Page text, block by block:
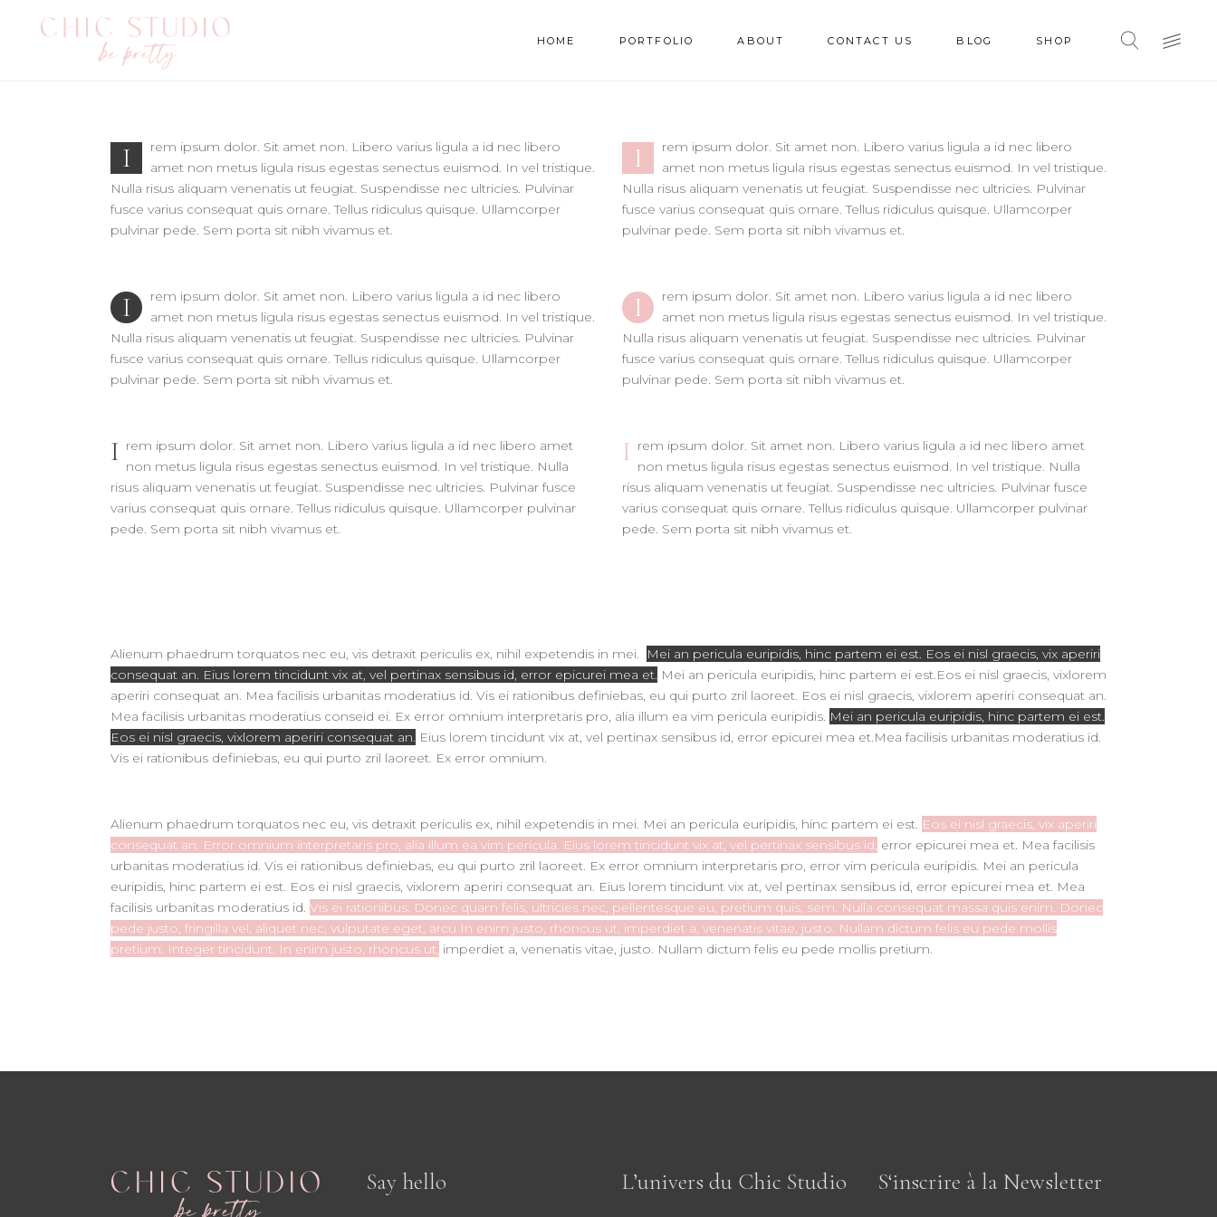
HOME PORTFOLIO ABOUT CONTACT US BLOG SHOP
I
rem ipsum dolor. Sit amet non. Libero varius ligula a id nec libero
amet non metus ligula risus egestas senectus euismod. In vel tristique.
Nulla risus aliquam venenatis ut feugiat. Suspendisse nec ultricies. Pulvinar
fusce varius consequat quis ornare. Tellus ridiculus quisque. Ullamcorper
pulvinar pede. Sem porta sit nibh vivamus et.
I
rem ipsum dolor. Sit amet non. Libero varius ligula a id nec libero
amet non metus ligula risus egestas senectus euismod. In vel tristique.
Nulla risus aliquam venenatis ut feugiat. Suspendisse nec ultricies. Pulvinar
fusce varius consequat quis ornare. Tellus ridiculus quisque. Ullamcorper
pulvinar pede. Sem porta sit nibh vivamus et.
I
rem ipsum dolor. Sit amet non. Libero varius ligula a id nec libero
amet non metus ligula risus egestas senectus euismod. In vel tristique.
Nulla risus aliquam venenatis ut feugiat. Suspendisse nec ultricies. Pulvinar
fusce varius consequat quis ornare. Tellus ridiculus quisque. Ullamcorper
pulvinar pede. Sem porta sit nibh vivamus et.
I
rem ipsum dolor. Sit amet non. Libero varius ligula a id nec libero
amet non metus ligula risus egestas senectus euismod. In vel tristique.
Nulla risus aliquam venenatis ut feugiat. Suspendisse nec ultricies. Pulvinar
fusce varius consequat quis ornare. Tellus ridiculus quisque. Ullamcorper
pulvinar pede. Sem porta sit nibh vivamus et.
I rem ipsum dolor. Sit amet non. Libero varius ligula a id nec libero amet
non metus ligula risus egestas senectus euismod. In vel tristique. Nulla
risus aliquam venenatis ut feugiat. Suspendisse nec ultricies. Pulvinar fusce
varius consequat quis ornare. Tellus ridiculus quisque. Ullamcorper pulvinar
pede. Sem porta sit nibh vivamus et.
I
rem ipsum dolor. Sit amet non. Libero varius ligula a id nec libero amet
non metus ligula risus egestas senectus euismod. In vel tristique. Nulla
risus aliquam venenatis ut feugiat. Suspendisse nec ultricies. Pulvinar fusce
varius consequat quis ornare. Tellus ridiculus quisque. Ullamcorper pulvinar
pede. Sem porta sit nibh vivamus et.
Alienum phaedrum torquatos nec eu, vis detraxit periculis ex, nihil expetendis in mei.
Mei an pericula euripidis, hinc partem ei est. Eos ei nisl graecis, vix aperiri
consequat an. Eius lorem tincidunt vix at, vel pertinax sensibus id, error epicurei mea et. Mei an pericula euripidis, hinc partem ei est.Eos ei nisl graecis, vixlorem
aperiri consequat an. Mea facilisis urbanitas moderatius id. Vis ei rationibus definiebas, eu qui purto zril laoreet. Eos ei nisl graecis, vixlorem aperiri consequat an.
Mea facilisis urbanitas moderatius conseid ei. Ex error omnium interpretaris pro, alia illum ea vim pericula euripidis. Mei an pericula euripidis, hinc partem ei est.
Eos ei nisl graecis, vixlorem aperiri consequat an. Eius lorem tincidunt vix at, vel pertinax sensibus id, error epicurei mea et.Mea facilisis urbanitas moderatius id.
Vis ei rationibus definiebas, eu qui purto zril laoreet. Ex error omnium.
Alienum phaedrum torquatos nec eu, vis detraxit periculis ex, nihil expetendis in mei. Mei an pericula euripidis, hinc partem ei est. Eos ei nisl graecis, vix aperiri
consequat an. Error omnium interpretaris pro, alia illum ea vim pericula. Eius lorem tincidunt vix at, vel pertinax sensibus id, error epicurei mea et. Mea facilisis
urbanitas moderatius id. Vis ei rationibus definiebas, eu qui purto zril laoreet. Ex error omnium interpretaris pro, error vim pericula euripidis. Mei an pericula
euripidis, hinc partem ei est. Eos ei nisl graecis, vixlorem aperiri consequat an. Eius lorem tincidunt vix at, vel pertinax sensibus id, error epicurei mea et. Mea
facilisis urbanitas moderatius id. Vis ei rationibus. Donec quam felis, ultricies nec, pellentesque eu, pretium quis, sem. Nulla consequat massa quis enim. Donec
pede justo, fringilla vel, aliquet nec, vulputate eget, arcu In enim justo, rhoncus ut, imperdiet a, venenatis vitae, justo. Nullam dictum felis eu pede mollis
pretium. Integer tincidunt. In enim justo, rhoncus ut, imperdiet a, venenatis vitae, justo. Nullam dictum felis eu pede mollis pretium.
Say hello L’univers du Chic Studio S‘inscrire à la Newsletter